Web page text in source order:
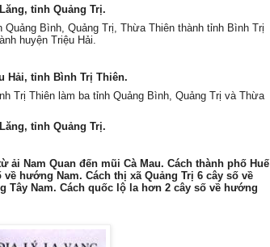
tỉnh Quảng Trị.
Bình, Quảng Trị, Thừa Thiên thành tỉnh Bình Trị
huyện Triệu Hải.
Hải, tỉnh Bình Trị Thiên.
Trị Thiên làm ba tỉnh Quảng Bình, Quảng Trị và Thừa
tỉnh Quảng Trị.
Nam Quan đến mũi Cà Mau. Cách thành phố Huế
hướng Nam. Cách thị xã Quảng Trị 6 cây số về
Tây Nam. Cách quốc lộ la hơn 2 cây số về hướng